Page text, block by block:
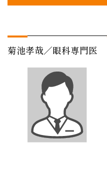
菊池孝哉／眼科専門医